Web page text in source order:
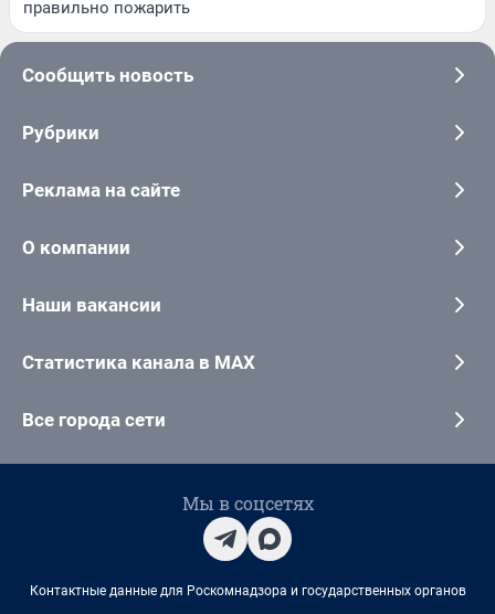
правильно пожарить
Сообщить новость
Рубрики
Реклама на сайте
О компании
Наши вакансии
Статистика канала в MAX
Все города сети
Мы в соцсетях
Контактные данные для Роскомнадзора и государственных органов